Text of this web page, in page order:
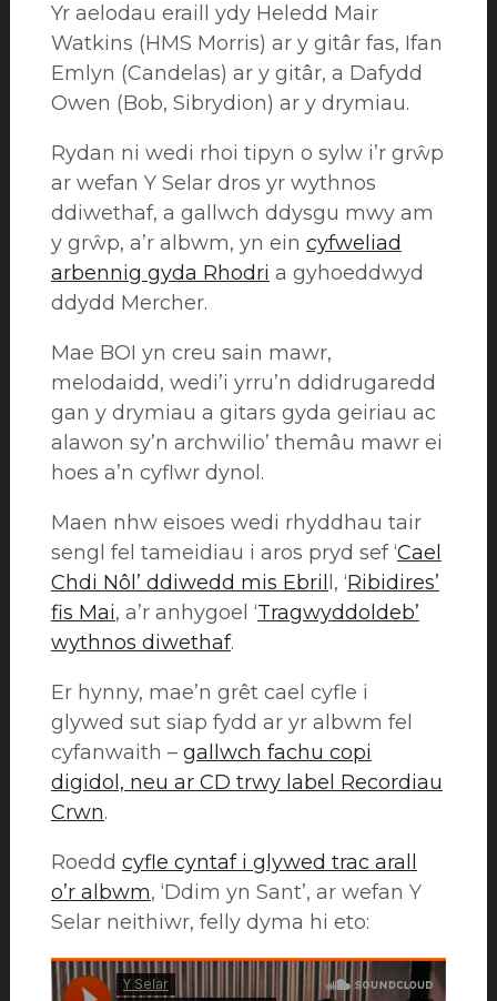
Yr aelodau eraill ydy Heledd Mair
Watkins (HMS Morris) ar y gitâr fas, Ifan
Emlyn (Candelas) ar y gitâr, a Dafydd
Owen (Bob, Sibrydion) ar y drymiau.
Rydan ni wedi rhoi tipyn o sylw i’r grŵp
ar wefan Y Selar dros yr wythnos
ddiwethaf, a gallwch ddysgu mwy am
y grŵp, a’r albwm, yn ein cyfweliad
arbennig gyda Rhodri a gyhoeddwyd
ddydd Mercher.
Mae BOI yn creu sain mawr,
melodaidd, wedi’i yrru’n ddidrugaredd
gan y drymiau a gitars gyda geiriau ac
alawon sy’n archwilio’ themâu mawr ei
hoes a’n cyflwr dynol.
Maen nhw eisoes wedi rhyddhau tair
sengl fel tameidiau i aros pryd sef ‘Cael
Chdi Nôl’ ddiwedd mis Ebril l, ‘Ribidires’
fis Mai, a’r anhygoel ‘Tragwyddoldeb’
wythnos diwethaf.
Er hynny, mae’n grêt cael cyfle i
glywed sut siap fydd ar yr albwm fel
cyfanwaith – gallwch fachu copi
digidol, neu ar CD trwy label Recordiau
Crwn.
Roedd cyfle cyntaf i glywed trac arall
o’r albwm, ‘Ddim yn Sant’, ar wefan Y
Selar neithiwr, felly dyma hi eto: